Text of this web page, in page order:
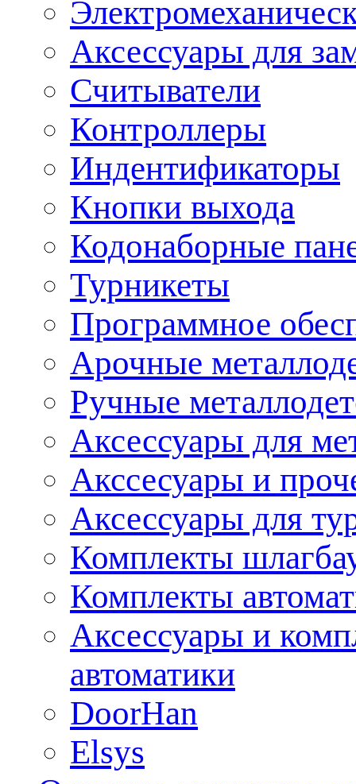
Аксессуары для
Считыватели
Контроллеры
Индентификаторы
Кнопки выхода
Кодонаборные
Турникеты
Программное
Арочные
Ручные
Аксессуары для
Акссесуары и
Аксессуары для
Комплекты
Комплекты
Аксессуары и
автоматики
DoorHan
Elsys